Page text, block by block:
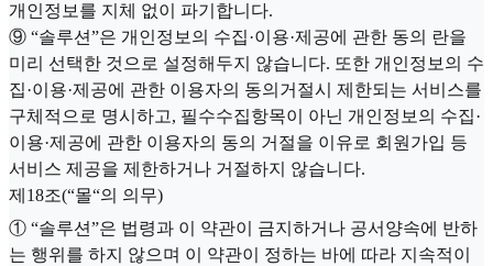
개인정보를 지체 없이 파기합니다.
⑨ “솔루션”은 개인정보의 수집·이용·제공에 관한 동의 란을
미리 선택한 것으로 설정해두지 않습니다. 또한 개인정보의 수
집·이용·제공에 관한 이용자의 동의거절시 제한되는 서비스를
구체적으로 명시하고, 필수수집항목이 아닌 개인정보의 수집·
이용·제공에 관한 이용자의 동의 거절을 이유로 회원가입 등
서비스 제공을 제한하거나 거절하지 않습니다.
제18조(“몰“의 의무)
① “솔루션”은 법령과 이 약관이 금지하거나 공서양속에 반하
는 행위를 하지 않으며 이 약관이 정하는 바에 따라 지속적이